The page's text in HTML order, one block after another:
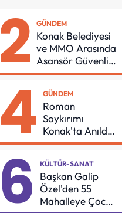
2 GÜNDEM
Konak Belediyesi
ve MMO Arasında
Asansör Güvenliği
İçin Önemli
4 GÜNDEM
Roman
Soykırımı
Konak'ta Anıldı:
"Eşit Bir Yaşam
Sürdüreceğiz"
6 KÜLTÜR-SANAT
Başkan Galip
Özel'den 55
Mahalleye Çocuk